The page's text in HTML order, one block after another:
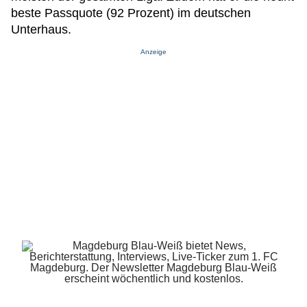
beste Passquote (92 Prozent) im deutschen
Unterhaus.
Anzeige